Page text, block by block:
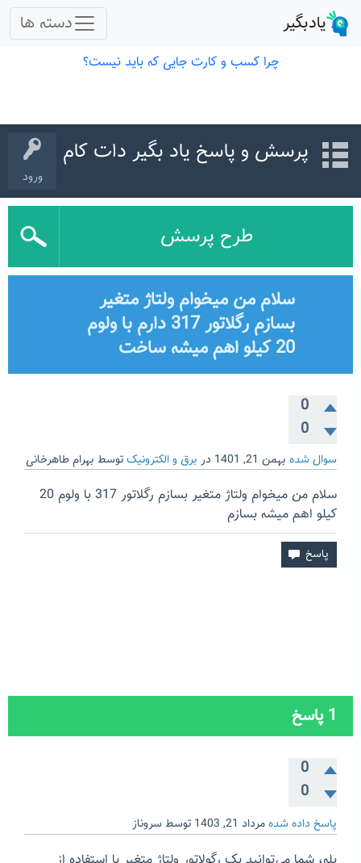
ورود
پرسش و پاسخ یاد بگیر دات کام
طرح پرسش
سلام من میخوام ولتاژ متغیر
بسازم رگلاتور 317 دارم با ولوم
20 کیلو اهم میشه ساخت
0
0
سوال شده بهمن 21, 1401 در برق و الکترونیکتوسط بهرام طاهرخانی
سلام من میخوام ولتاژ متغیر بسازم رگلاتور 317 با ولوم 20
کیلو اهم میشه بسازم
1پاسخ
0
0
پاسخ داده شدهمرداد 21, 1403 توسط سروناز